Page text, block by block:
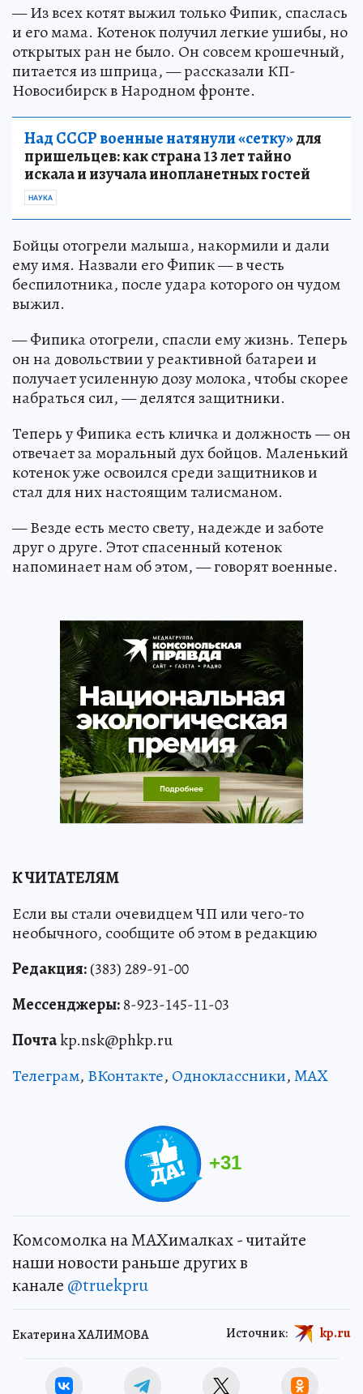
— Из всех котят выжил только Фипик, спаслась
и его мама. Котенок получил легкие ушибы, но
открытых ран не было. Он совсем крошечный,
питается из шприца, — рассказали КП-
Новосибирск в Народном фронте.
Над СССР военные натянули «сетку»для
пришельцев: как страна 13 лет тайно
искала и изучала инопланетных гостей
НАУКА
Бойцы отогрели малыша, накормили и дали
ему имя. Назвали его Фипик — в честь
беспилотника, после удара которого он чудом
выжил.
— Фипика отогрели, спасли ему жизнь. Теперь
он на довольствии у реактивной батареи и
получает усиленную дозу молока, чтобы скорее
набраться сил, — делятся защитники.
Теперь у Фипика есть кличка и должность — он
отвечает за моральный дух бойцов. Маленький
котенок уже освоился среди защитников и
стал для них настоящим талисманом.
— Везде есть место свету, надежде и заботе
друг о друге. Этот спасенный котенок
напоминает нам об этом, — говорят военные.
К ЧИТАТЕЛЯМ
Если вы стали очевидцем ЧП или чего-то
необычного, сообщите об этом в редакцию
Редакция:(383) 289-91-00
Мессенджеры:8-923-145-11-03
Почтаkp.nsk@phkp.ru
Телеграм, ВКонтакте, Одноклассники,MAX
+31
Комсомолка на MAXималках - читайте
наши новости раньше других в
канале @truekpru
Екатерина ХАЛИМОВА Источник: kp.ru